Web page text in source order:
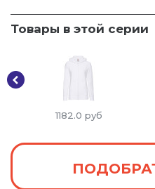
Товары в этой серии
1182.0 руб